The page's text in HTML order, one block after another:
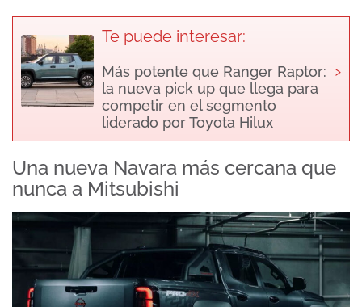
Te puede interesar:
Más potente que Ranger Raptor:
la nueva pick up que llega para
competir en el segmento
liderado por Toyota Hilux
›
Una nueva Navara más cercana que
nunca a Mitsubishi